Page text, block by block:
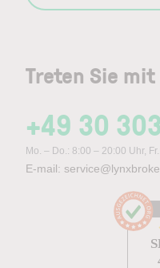
Treten Sie
+49 30
Mo. – Do.: 8:00 – 20:00 Uhr,
E-mail: